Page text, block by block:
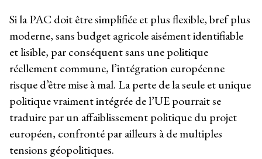
Si la PAC doit être simplifiée et plus flexible, bref plus
moderne, sans budget agricole aisément identifiable
et lisible, par conséquent sans une politique
réellement commune, l’intégration européenne
risque d’être mise à mal. La perte de la seule et unique
politique vraiment intégrée de l’UE pourrait se
traduire par un affaiblissement politique du projet
européen, confronté par ailleurs à de multiples
tensions géopolitiques.